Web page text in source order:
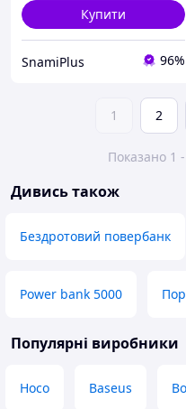
Купити
SnamiPlus 96%
1 2
Показано 1
Дивись також
Бездротовий повербанк
Power bank 5000
Популярні виробники
Hoco Baseus